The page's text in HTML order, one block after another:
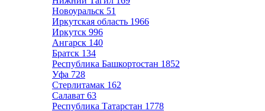
Новоуральск 51
Иркутская область 1966
Иркутск 996
Ангарск 140
Братск 134
Республика Башкортостан 1852
Уфа 728
Стерлитамак 162
Салават 63
Республика Татарстан 1778